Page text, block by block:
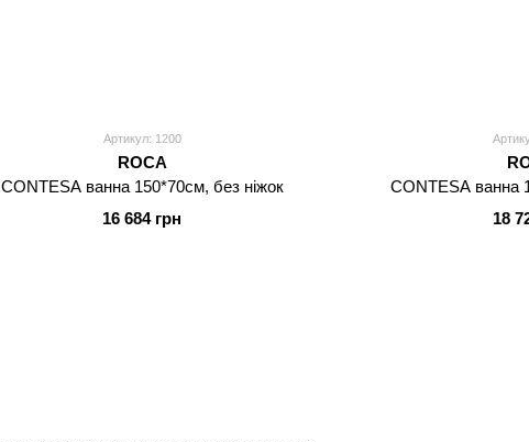
Артикул: 1200
ROCA
CONTESA ванна 150*70см, без нiжок
16 684 грн
CONTESA ванна
18